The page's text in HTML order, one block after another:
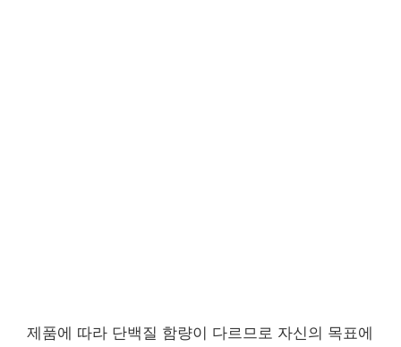
제품에 따라 단백질 함량이 다르므로 자신의 목표에